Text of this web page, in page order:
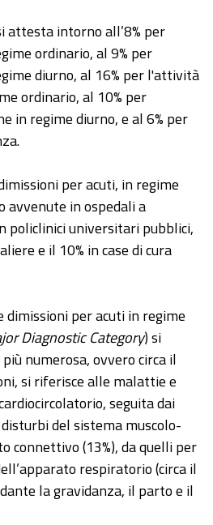
attesta intorno all’8% per
ordinario, al 9% per
diurno, al 16% per l'attività
ordinario, al 10% per
in regime diurno, e al 6% per
per acuti, in regime
avvenute in ospedali a
policlinici universitari pubblici,
e il 10% in case di cura
per acuti in regime
Diagnostic Category) si
numerosa, ovvero circa il
si riferisce alle malattie e
seguita dai
del sistema muscolo-
connettivo (13%), da quelli per
respiratorio (circa il
la gravidanza, il parto e il